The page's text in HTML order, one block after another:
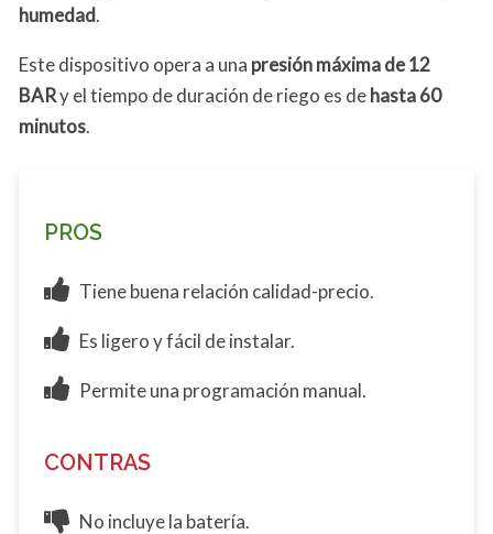
humedad.
Este dispositivo opera a una presión máxima de 12
BARy el tiempo de duración de riego es dehasta 60
minutos.
PROS
Tiene buena relación calidad-precio.
Es ligero y fácil de instalar.
Permite una programación manual.
CONTRAS
No incluye la batería.